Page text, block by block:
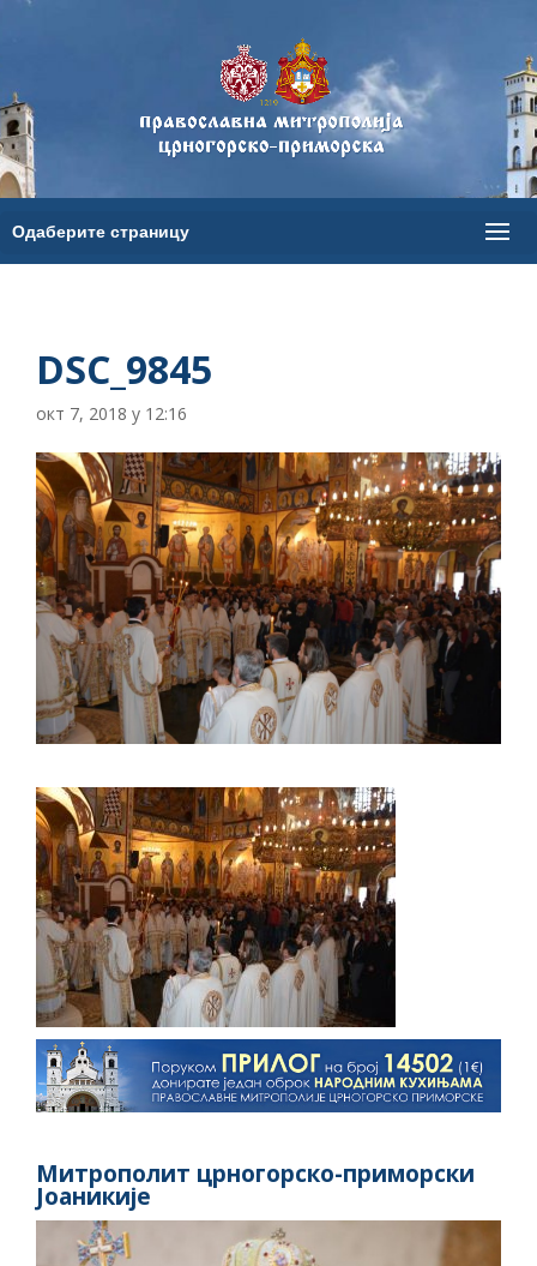
DSC_9845
окт 7, 2018 у 12:16
Митрополит црногорско-приморски
Јоаникије